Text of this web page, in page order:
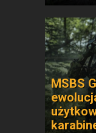
MSBS